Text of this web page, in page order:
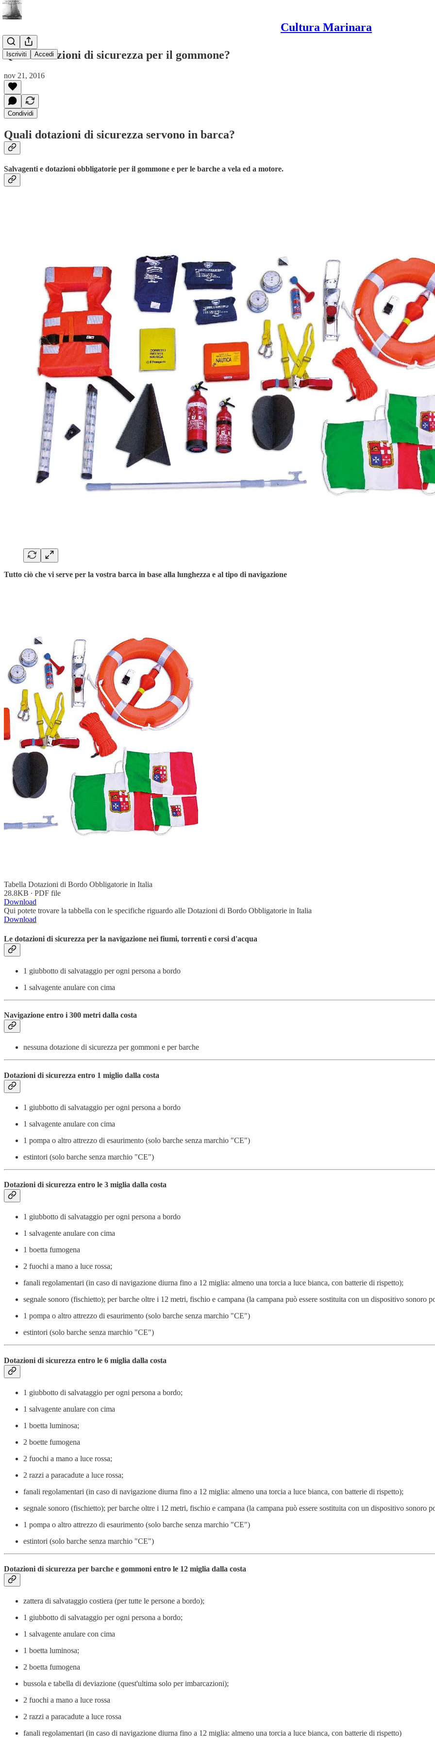
Cultura Marinara
Iscriviti Accedi
Quali dotazioni di sicurezza per il gommone?
nov 21, 2016
Condividi
Quali dotazioni di sicurezza servono in barca?
Salvagenti e dotazioni obbligatorie per il gommone e per le barche a vela ed a motore.
Tutto ciò che vi serve per la vostra barca in base alla lunghezza e al tipo di navigazione
Tabella Dotazioni di Bordo Obbligatorie in Italia
28.8KB ∙ PDF file
Download
Qui potete trovare la tabbella con le specifiche riguardo alle Dotazioni di Bordo Obbligatorie in Italia
Download
Le dotazioni di sicurezza per la navigazione nei fiumi, torrenti e corsi d'acqua
1 giubbotto di salvataggio per ogni persona a bordo
1 salvagente anulare con cima
Navigazione entro i 300 metri dalla costa
nessuna dotazione di sicurezza per gommoni e per barche
Dotazioni di sicurezza entro 1 miglio dalla costa
1 giubbotto di salvataggio per ogni persona a bordo
1 salvagente anulare con cima
1 pompa o altro attrezzo di esaurimento (solo barche senza marchio "CE")
estintori (solo barche senza marchio "CE")
Dotazioni di sicurezza entro le 3 miglia dalla costa
1 giubbotto di salvataggio per ogni persona a bordo
1 salvagente anulare con cima
1 boetta fumogena
2 fuochi a mano a luce rossa;
fanali regolamentari (in caso di navigazione diurna fino a 12 miglia: almeno una torcia a luce bianca, con batterie di rispetto);
segnale sonoro (fischietto); per barche oltre i 12 metri, fischio e campana (la campana può essere sostituita con un dispositivo sonoro
1 pompa o altro attrezzo di esaurimento (solo barche senza marchio "CE")
estintori (solo barche senza marchio "CE")
Dotazioni di sicurezza entro le 6 miglia dalla costa
1 giubbotto di salvataggio per ogni persona a bordo;
1 salvagente anulare con cima
1 boetta luminosa;
2 boette fumogena
2 fuochi a mano a luce rossa;
2 razzi a paracadute a luce rossa;
fanali regolamentari (in caso di navigazione diurna fino a 12 miglia: almeno una torcia a luce bianca, con batterie di rispetto);
segnale sonoro (fischietto); per barche oltre i 12 metri, fischio e campana (la campana può essere sostituita con un dispositivo sonoro
1 pompa o altro attrezzo di esaurimento (solo barche senza marchio "CE")
estintori (solo barche senza marchio "CE")
Dotazioni di sicurezza per barche e gommoni entro le 12 miglia dalla costa
zattera di salvataggio costiera (per tutte le persone a bordo);
1 giubbotto di salvataggio per ogni persona a bordo;
1 salvagente anulare con cima
1 boetta luminosa;
2 boetta fumogena
bussola e tabella di deviazione (quest'ultima solo per imbarcazioni);
2 fuochi a mano a luce rossa
2 razzi a paracadute a luce rossa
fanali regolamentari (in caso di navigazione diurna fino a 12 miglia: almeno una torcia a luce bianca, con batterie di rispetto)